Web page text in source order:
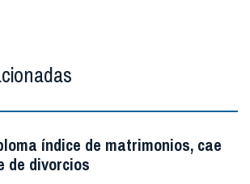
índice de matrimonios, cae
de divorcios